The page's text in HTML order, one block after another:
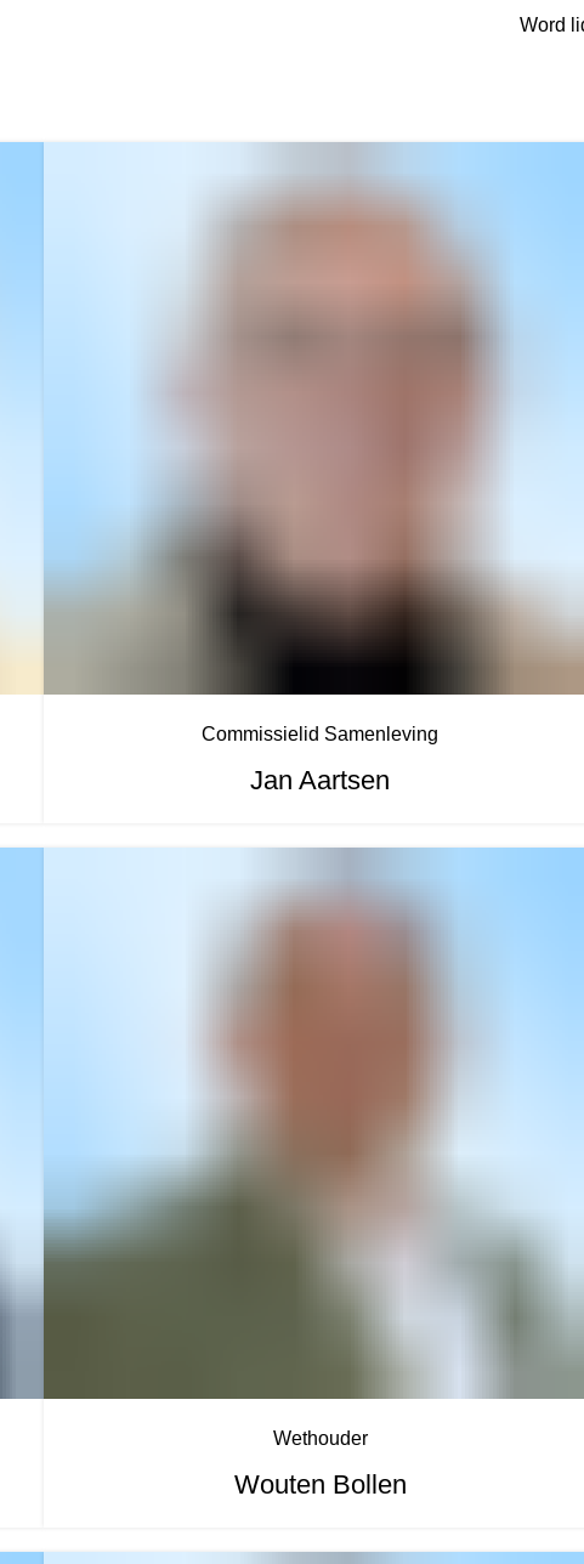
Word
Commissielid Samenleving
Jan Aartsen
Wethouder
Wouten Bollen